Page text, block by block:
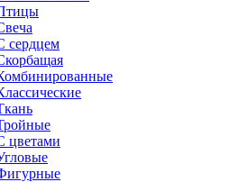
сердцем
цветами